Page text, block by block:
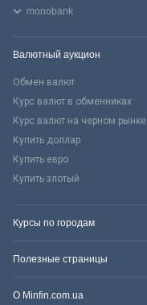
monobank
Валютный аукцион
Обмен валют
Курс валют в обменниках
Курс валют на черном рынке
Купить доллар
Купить евро
Купить злотый
Курсы по городам
Полезные страницы
О Minfin.com.ua